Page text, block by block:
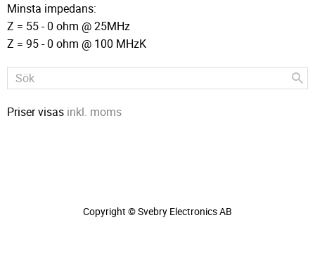
Minsta impedans:
Z = 55 - 0 ohm @ 25MHz
Z = 95 - 0 ohm @ 100 MHzK
Priser visas inkl. moms
Copyright © Svebry Electronics AB